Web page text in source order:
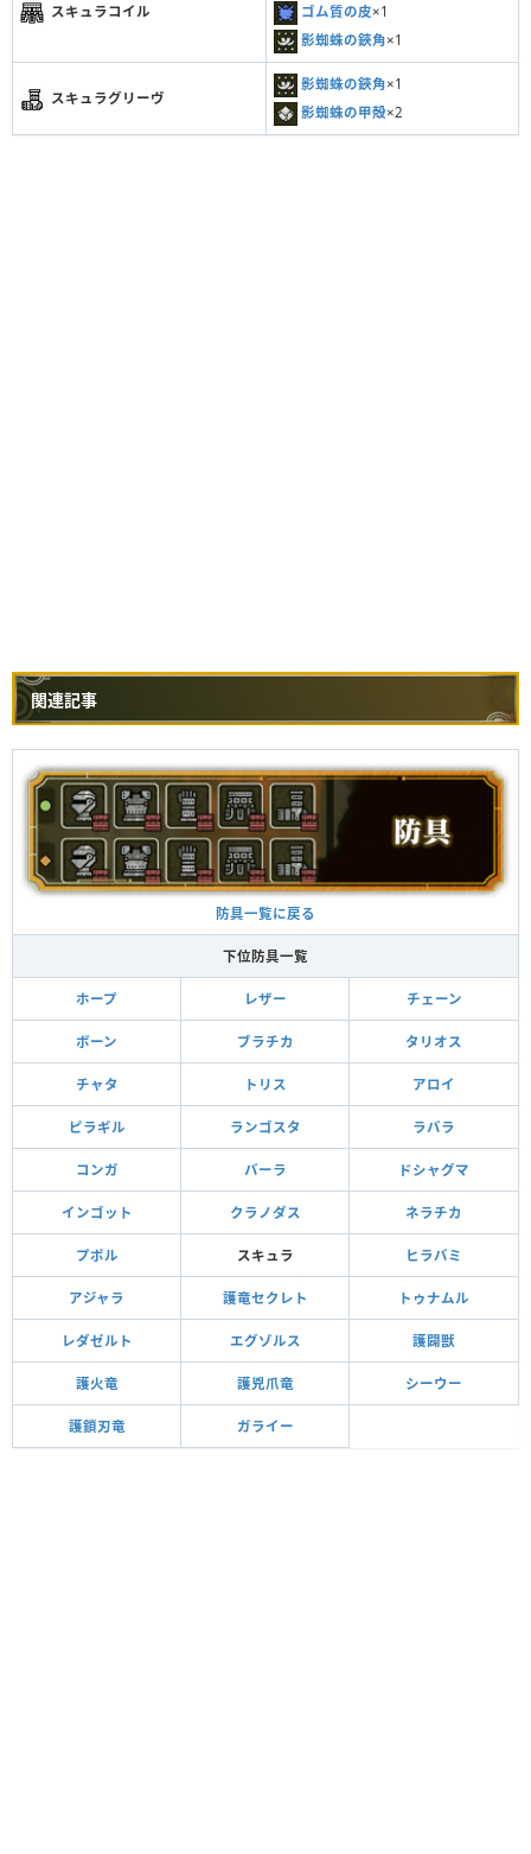
スキュラコイル
ゴム質の皮×1
影蜘蛛の鋏角×1
スキュラグリーヴ
影蜘蛛の鋏角×1
影蜘蛛の甲殻×2
関連記事
防具一覧に戻る
下位防具一覧
ホープ レザー チェーン
ボーン ブラチカ タリオス
チャタ トリス アロイ
ピラギル ランゴスタ ラバラ
コンガ バーラ ドシャグマ
インゴット クラノダス ネラチカ
プポル スキュラ ヒラバミ
アジャラ 護竜セクレト トゥナムル
レダゼルト エグゾルス 護闢獣
護火竜 護兇爪竜 シーウー
護鎖刃竜 ガライー